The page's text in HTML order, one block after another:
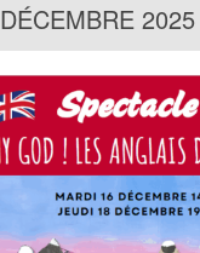
DÉCEMBRE 2025